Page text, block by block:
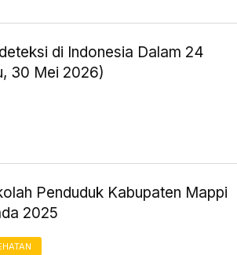
di Indonesia Dalam 24
30 Mei 2026)
Penduduk Kabupaten Mappi
2025